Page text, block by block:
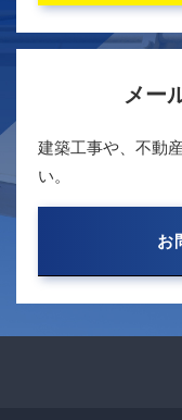
メー
建築工事や、不動
い。
お